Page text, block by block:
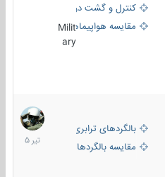
کنترل و گشت دریایی
مقایسه هواپیماهاMilit
ary
بالگردهای ترابری
مقایسه بالگردها
22
تیر
1405